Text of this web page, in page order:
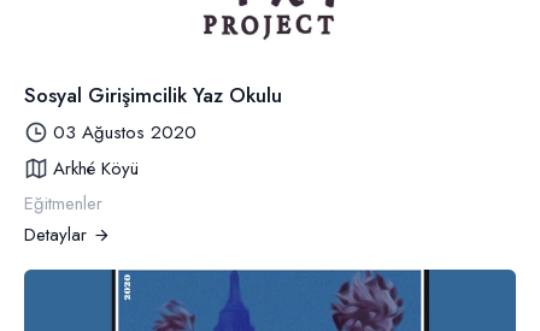
Sosyal Girişimcilik Yaz Okulu
03 Ağustos 2020
Arkhé Köyü
Eğitmenler
Detaylar